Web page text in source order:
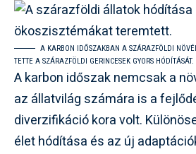
A KARBON IDŐSZAKBAN A SZÁRAZFÖLDI
TETTE A SZÁRAZFÖLDI GERINCESEK GYORS HÓDÍTÁSÁT.
A karbon időszak nemcsak a
az állatvilág számára is a
diverzifikáció kora volt.
élet hódítása és az új